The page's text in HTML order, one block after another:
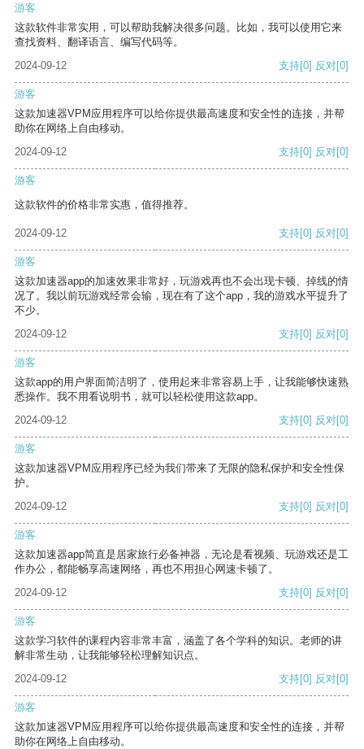
游客
这款软件非常实用，可以帮助我解决很多问题。比如，我可以使用它来
查找资料、翻译语言、编写代码等。
2024-09-12
支持[0] 反对[0]
游客
这款加速器VPM应用程序可以给你提供最高速度和安全性的连接，并帮
助你在网络上自由移动。
2024-09-12
支持[0] 反对[0]
游客
这款软件的价格非常实惠，值得推荐。
2024-09-12 支持[0] 反对[0]
游客
这款加速器app的加速效果非常好，玩游戏再也不会出现卡顿、掉线的情
况了。我以前玩游戏经常会输，现在有了这个app，我的游戏水平提升了
不少。
2024-09-12
支持[0] 反对[0]
游客
这款app的用户界面简洁明了，使用起来非常容易上手，让我能够快速熟
悉操作。我不用看说明书，就可以轻松使用这款app。
2024-09-12
支持[0] 反对[0]
游客
这款加速器VPM应用程序已经为我们带来了无限的隐私保护和安全性保
护。
2024-09-12
支持[0] 反对[0]
游客
这款加速器app简直是居家旅行必备神器，无论是看视频、玩游戏还是工
作办公，都能畅享高速网络，再也不用担心网速卡顿了。
2024-09-12
支持[0] 反对[0]
游客
这款学习软件的课程内容非常丰富，涵盖了各个学科的知识。老师的讲
解非常生动，让我能够轻松理解知识点。
2024-09-12
支持[0] 反对[0]
游客
这款加速器VPM应用程序可以给你提供最高速度和安全性的连接，并帮
助你在网络上自由移动。